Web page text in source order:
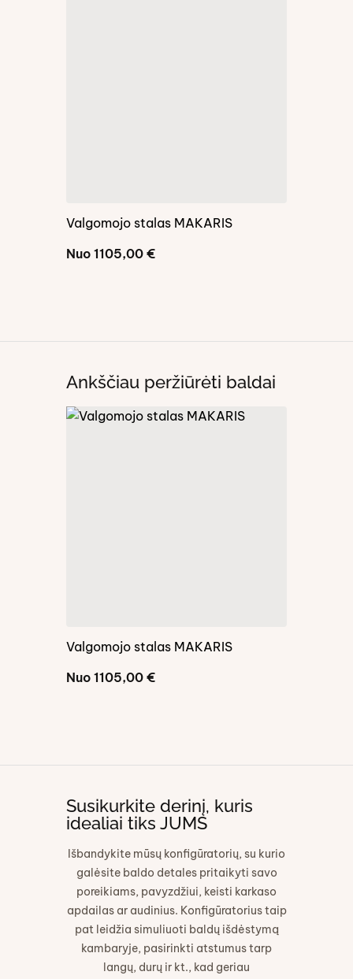
Valgomojo stalas MAKARIS
Nuo 1105,00 €
Ankščiau peržiūrėti baldai
Valgomojo stalas MAKARIS
Nuo 1105,00 €
Susikurkite derinį, kuris
idealiai tiks JUMS
Išbandykite mūsų konfigūratorių, su kurio
galėsite baldo detales pritaikyti savo
poreikiams, pavyzdžiui, keisti karkaso
apdailas ar audinius. Konfigūratorius taip
pat leidžia simuliuoti baldų išdėstymą
kambaryje, pasirinkti atstumus tarp
langų, durų ir kt., kad geriau